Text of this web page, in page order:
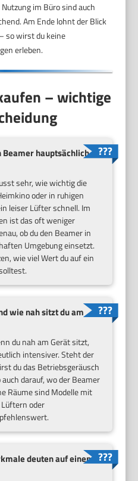
im Büro sind auch
Am Ende lohnt der Blick
so wirst du keine
erleben.
– wichtige
hauptsächlich
sehr, wie wichtig die
oder in ruhigen
leiser Lüfter schnell. Im
ist das oft weniger
ob du den Beamer in
Umgebung einsetzt.
wie viel Wert du auf ein
wie nah sitzt du am
du nah am Gerät sitzt,
intensiver. Steht der
du das Betriebsgeräusch
darauf, wo der Beamer
Räume sind Modelle mit
oder
deuten auf einen